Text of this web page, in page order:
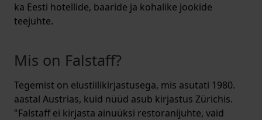
ka Eesti hotellide, baaride ja kohalike jookide
teejuhte.
Mis on Falstaff?
Tegemist on elustiilikirjastusega, mis asutati 1980.
aastal Austrias, kuid nüüd asub kirjastus Zürichis.
"Falstaff ei kirjasta ainuüksi restoranijuhte, vaid